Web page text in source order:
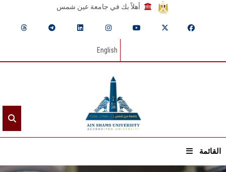
أهلاً بك في جامعة عين شمس
English
القائمة